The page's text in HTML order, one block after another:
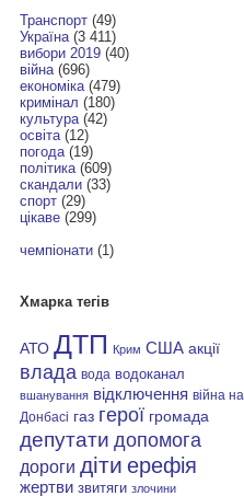
Транспорт(49)
Україна(3 411)
вибори 2019(40)
війна(696)
економіка(479)
кримінал (180)
культура(42)
освіта(12)
погода(19)
політика(609)
скандали(33)
спорт(29)
цікаве(299)
чемпіонати(1)
Хмарка тегів
АТО ДТП Крим США акції
влада вода водоканал
вшанування відключення війна на
Донбасі газ герої громада
депутати допомога
дороги діти ерефія
жертви звитяги злочини